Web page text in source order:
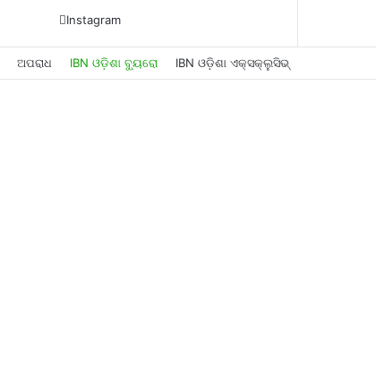
Instagram
ଅପରାଧ IBN ଓଡ଼ିଶା ବ୍ୟୁରୋ IBN ଓଡ଼ିଶା ଏକ୍ସକ୍ଲୁସିଭ୍